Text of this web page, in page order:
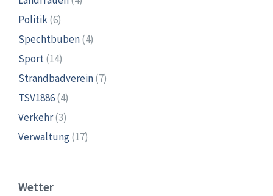
Politik(6)
Spechtbuben(4)
Sport(14)
Strandbadverein(7)
TSV1886(4)
Verkehr(3)
Verwaltung(17)
Wetter